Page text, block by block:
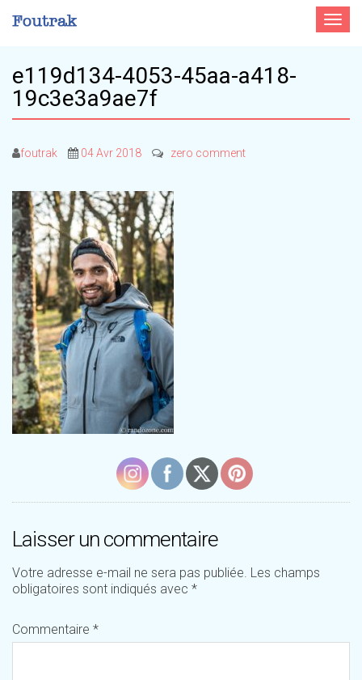
Toggle
e119d134-4053-45aa-a418-
19c3e3a9ae7f
foutrak 04 Avr 2018 zero comment
Laisser un commentaire
Votre adresse e-mail ne sera pas publiée. Les champs
obligatoires sont indiqués avec *
Commentaire *